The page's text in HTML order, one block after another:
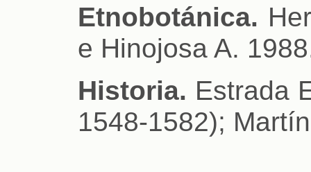
Etnobotánica.
e Hinojosa A.
Historia. Estrada
1548-1582);